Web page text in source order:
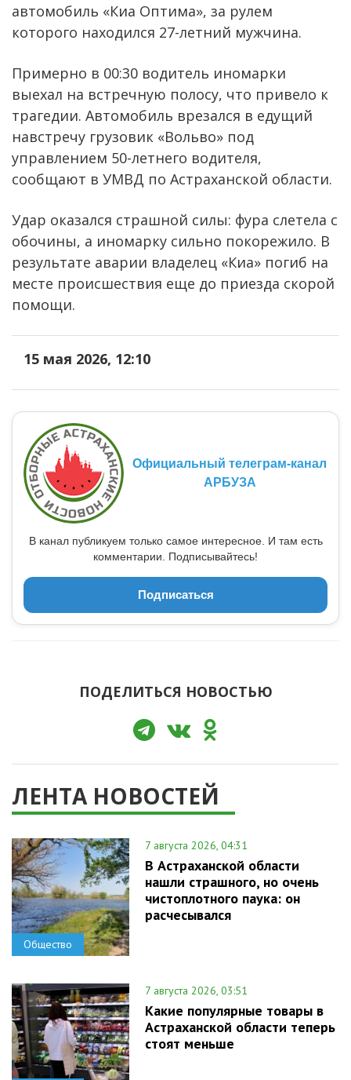
автомобиль «Киа Оптима», за рулем
которого находился 27-летний мужчина.
Примерно в 00:30 водитель иномарки
выехал на встречную полосу, что привело к
трагедии. Автомобиль врезался в едущий
навстречу грузовик «Вольво» под
управлением 50-летнего водителя,
сообщают в УМВД по Астраханской области.
Удар оказался страшной силы: фура слетела с
обочины, а иномарку сильно покорежило. В
результате аварии владелец «Киа» погиб на
месте происшествия еще до приезда скорой
помощи.
15 мая 2026, 12:10
Официальный телеграм-канал
АРБУЗА
В канал публикуем только самое интересное. И там есть
комментарии. Подписывайтесь!
Подписаться
ПОДЕЛИТЬСЯ НОВОСТЬЮ
ЛЕНТА НОВОСТЕЙ
Общество
7 августа 2026, 04:31
В Астраханской области
нашли страшного, но очень
чистоплотного паука: он
расчесывался
7 августа 2026, 03:51
Какие популярные товары в
Астраханской области теперь
стоят меньше